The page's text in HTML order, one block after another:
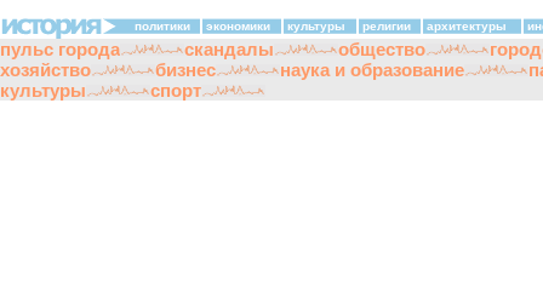
политики экономики культуры религии архитектуры
пульс города скандалы общество
хозяйство
бизнес наука и образование
культуры
спорт